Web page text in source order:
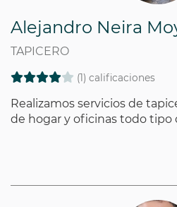
Alejandro Neira
TAPICERO
(1) calificaciones
Realizamos servicios de
de hogar y oficinas todo tipo